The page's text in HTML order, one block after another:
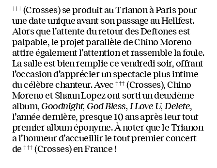
††† (Crosses) se produit au Trianon à Paris pour
une date unique avant son passage au Hellfest.
Alors que l’attente du retour des Deftones est
palpable, le projet parallèle de Chino Moreno
attire également l’attention et rassemble la foule.
La salle est bien remplie ce vendredi soir, offrant
l’occasion d’apprécier un spectacle plus intime
du célèbre chanteur. Avec ††† (Crosses), Chino
Moreno et Shaun Lopez ont sorti un deuxième
album, Goodnight, God Bless, I Love U, Delete,
l’année dernière, presque 10 ans après leur tout
premier album éponyme. À noter que le Trianon
a l’honneur d’accueillir le tout premier concert
de ††† (Crosses) en France !